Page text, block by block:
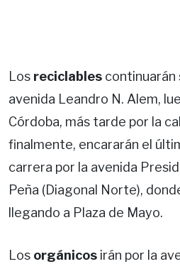
Los reciclables continuarán
avenida Leandro N. Alem,
Córdoba, más tarde por la
finalmente, encararán el
carrera por la avenida
Peña (Diagonal Norte),
llegando a Plaza de Mayo.
Los orgánicos irán por la